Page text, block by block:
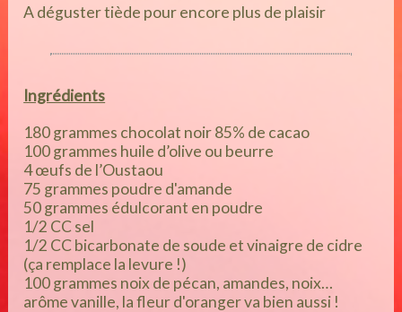
A déguster tiède pour encore plus de plaisir
Ingrédients
180 grammes chocolat noir 85% de cacao
100 grammes huile d’olive ou beurre
4 œufs de l’Oustaou
75 grammes poudre d'amande
50 grammes édulcorant en poudre
1/2 CC sel
1/2 CC bicarbonate de soude et vinaigre de cidre
(ça remplace la levure !)
100 grammes noix de pécan, amandes, noix…
arôme vanille, la fleur d'oranger va bien aussi !